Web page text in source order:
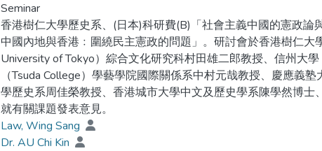
Seminar
香港樹仁大學歷史系、(日本)科研費(B)「社會主義中國的憲政
中國內地與香港﹕圍繞民主憲政的問題」。研討會於香港樹仁
University of Tokyo）綜合文化研究科村田雄二郎教授、信州大
（Tsuda College）學藝學院國際關係系中村元哉教授、慶應義
學歷史系周佳榮教授、香港城市大學中文及歷史學系陳學然博
就有關課題發表意見。
Law, Wing Sang
Dr. AU Chi Kin